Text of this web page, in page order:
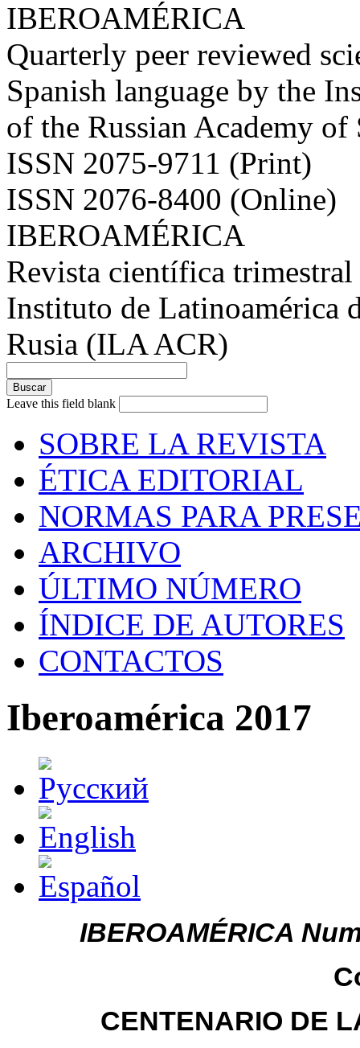
IBEROAMÉRICA
Quarterly peer reviewed
Spanish language by the
of the Russian Academy
ISSN 2075-9711 (Print)
ISSN 2076-8400 (Online)
IBEROAMÉRICA
Revista científica
Instituto de Latinoamérica
Rusia (ILA ACR)
Leave this field blank
SOBRE LA REVISTA
ÉTICA EDITORIAL
NORMAS PARA
ARCHIVO
ÚLTIMO NÚMERO
ÍNDICE DE AUTORES
CONTACTOS
Iberoamérica 2017
IBEROAMÉRICA
CENTENARIO DE